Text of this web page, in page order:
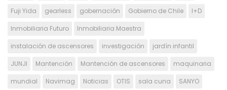
Fuji Yida gearless gobernación Gobierno de Chile I+D
Inmobiliaria Futuro Inmobiliaria Maestra
instalación de ascensores investigación jardín infantil
JUNJI Mantención Mantención de ascensores maquinaria
mundial Navimag Noticias OTIS sala cuna SANYO